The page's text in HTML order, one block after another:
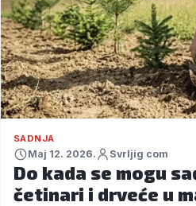
SADNJA
Maj 12. 2026. Svrljig com
Do kada se mogu
četinari i drveće u